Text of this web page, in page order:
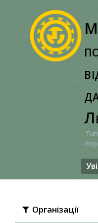
Організації